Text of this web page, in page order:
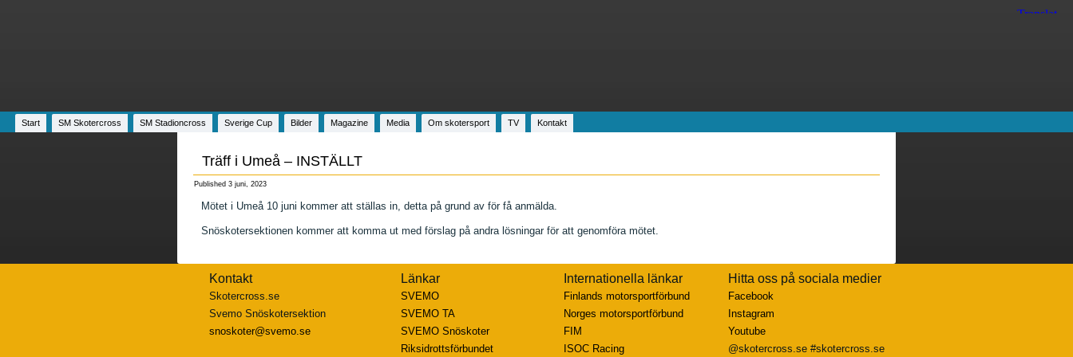
Start SM Skotercross SM Stadioncross Sverige Cup Bilder Magazine Media Om skotersport TV Kontakt
Träff i Umeå – INSTÄLLT
Published 3 juni, 2023
Mötet i Umeå 10 juni kommer att ställas in, detta på grund av för få anmälda.
Snöskotersektionen kommer att komma ut med förslag på andra lösningar för att genomföra mötet.
Kontakt
Skotercross.se
Svemo Snöskotersektion
snoskoter@svemo.se
Länkar
SVEMO
SVEMO TA
SVEMO Snöskoter
Riksidrottsförbundet
Internationella länkar
Finlands motorsportförbund
Norges motorsportförbund
FIM
ISOC Racing
Hitta oss på sociala medier
Facebook
Instagram
Youtube
@skotercross.se #skotercross.se